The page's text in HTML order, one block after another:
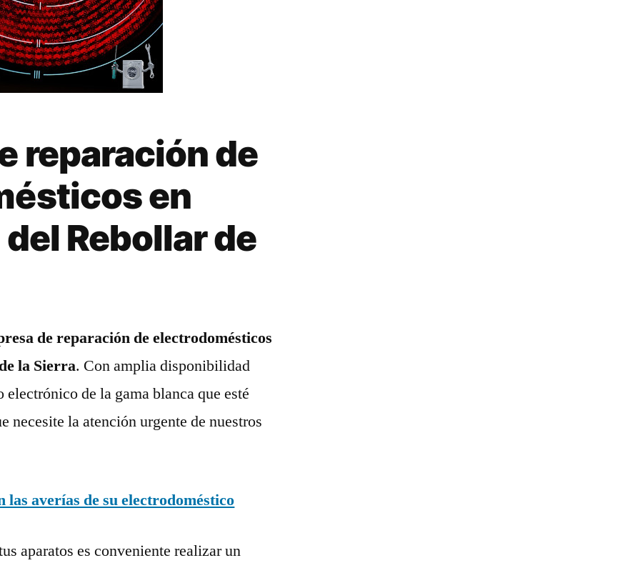
reparación de
en
Rebollar de
de reparación de electrodomésticos
la Sierra. Con amplia disponibilidad
de la gama blanca que esté
necesite la atención urgente de nuestros
averías de su electrodoméstico
aparatos es conveniente realizar un